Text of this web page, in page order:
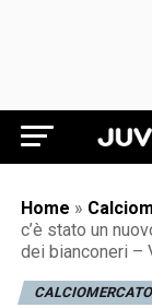
Home »
c’è stato un
dei bianconeri –